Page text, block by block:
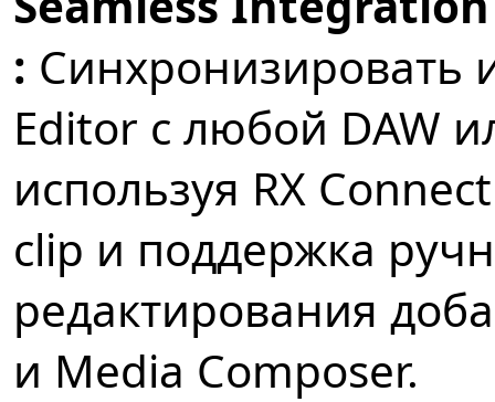
: Синхронизировать
Editor с любой DAW
используя RX
clip и поддержка
редактирования
и Media Composer.